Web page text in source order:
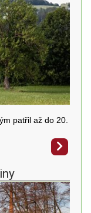
patřil až do 20.